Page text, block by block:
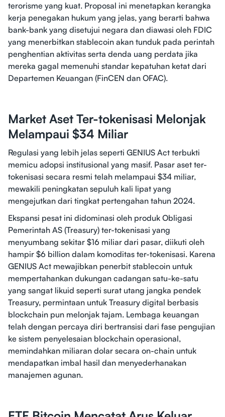
terorisme yang kuat. Proposal ini menetapkan kerangka
kerja penegakan hukum yang jelas, yang berarti bahwa
bank-bank yang disetujui negara dan diawasi oleh FDIC
yang menerbitkan stablecoin akan tunduk pada perintah
penghentian aktivitas serta denda uang perdata jika
mereka gagal memenuhi standar kepatuhan ketat dari
Departemen Keuangan (FinCEN dan OFAC).
Market Aset Ter-tokenisasi Melonjak
Melampaui $34 Miliar
Regulasi yang lebih jelas seperti GENIUS Act terbukti
memicu adopsi institusional yang masif. Pasar aset ter-
tokenisasi secara resmi telah melampaui $34 miliar,
mewakili peningkatan sepuluh kali lipat yang
mengejutkan dari tingkat pertengahan tahun 2024.
Ekspansi pesat ini didominasi oleh produk Obligasi
Pemerintah AS (Treasury) ter-tokenisasi yang
menyumbang sekitar $16 miliar dari pasar, diikuti oleh
hampir $6 billion dalam komoditas ter-tokenisasi. Karena
GENIUS Act mewajibkan penerbit stablecoin untuk
mempertahankan dukungan cadangan satu-ke-satu
yang sangat likuid seperti surat utang jangka pendek
Treasury, permintaan untuk Treasury digital berbasis
blockchain pun melonjak tajam. Lembaga keuangan
telah dengan percaya diri bertransisi dari fase pengujian
ke sistem penyelesaian blockchain operasional,
memindahkan miliaran dolar secara on-chain untuk
mendapatkan imbal hasil dan menyederhanakan
manajemen agunan.